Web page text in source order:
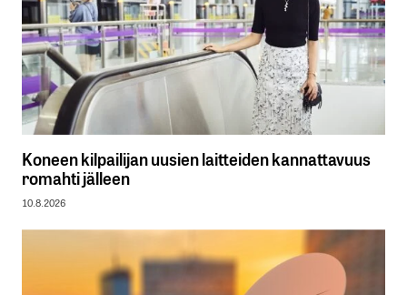
Koneen kilpailijan uusien laitteiden kannattavuus
romahti jälleen
10.8.2026